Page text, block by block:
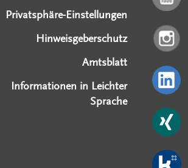
Privatsphäre-Einstellungen
Hinweisgeberschutz
Amtsblatt
Informationen in Leichter
Sprache